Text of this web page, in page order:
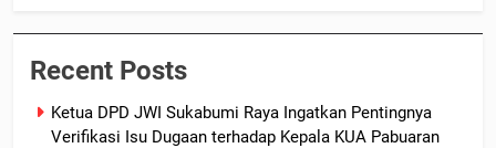
Recent Posts
Ketua DPD JWI Sukabumi Raya Ingatkan Pentingnya
Verifikasi Isu Dugaan terhadap Kepala KUA Pabuaran